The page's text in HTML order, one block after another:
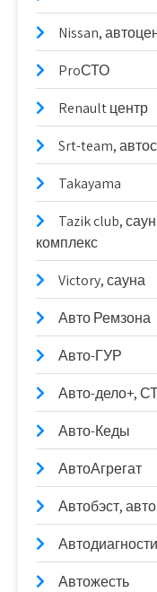
Nissan,
ProСТО
Renault центр
Srt-team,
Takayama
Tazik club,
комплекс
Victory, сауна
Авто Ремзона
Авто-ГУР
Авто-дело+,
Авто-Кеды
АвтоАгрегат
Автобэст,
Автожесть